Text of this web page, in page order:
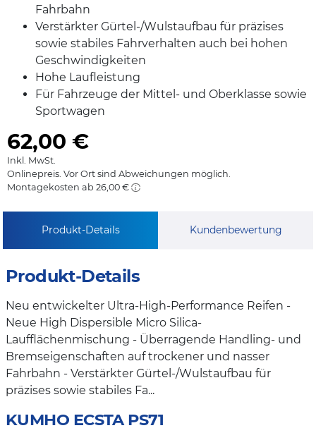
Fahrbahn
Verstärkter Gürtel-/Wulstaufbau für präzises
sowie stabiles Fahrverhalten auch bei hohen
Geschwindigkeiten
Hohe Laufleistung
Für Fahrzeuge der Mittel- und Oberklasse sowie
Sportwagen
62,00 €
Inkl. MwSt.
Onlinepreis. Vor Ort sind Abweichungen möglich.
Montagekosten ab 26,00 €
Produkt-Details Kundenbewertung
Produkt-Details
Neu entwickelter Ultra-High-Performance Reifen -
Neue High Dispersible Micro Silica-
Laufflächenmischung - Überragende Handling- und
Bremseigenschaften auf trockener und nasser
Fahrbahn - Verstärkter Gürtel-/Wulstaufbau für
präzises sowie stabiles Fa...
KUMHO ECSTA PS71